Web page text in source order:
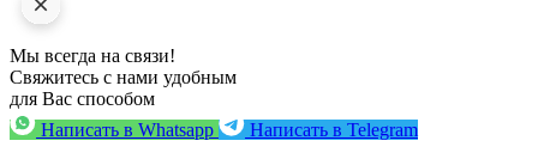
Мы всегда на связи!
Свяжитесь с нами удобным
для Вас способом
Написать в Whatsapp
Написать в Telegram